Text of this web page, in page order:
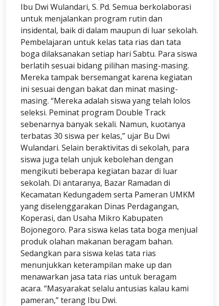
Ibu Dwi Wulandari, S. Pd. Semua berkolaborasi
untuk menjalankan program rutin dan
insidental, baik di dalam maupun di luar sekolah.
Pembelajaran untuk kelas tata rias dan tata
boga dilaksanakan setiap hari Sabtu. Para siswa
berlatih sesuai bidang pilihan masing-masing.
Mereka tampak bersemangat karena kegiatan
ini sesuai dengan bakat dan minat masing-
masing. “Mereka adalah siswa yang telah lolos
seleksi. Peminat program Double Track
sebenarnya banyak sekali. Namun, kuotanya
terbatas 30 siswa per kelas,” ujar Bu Dwi
Wulandari. Selain beraktivitas di sekolah, para
siswa juga telah unjuk kebolehan dengan
mengikuti beberapa kegiatan bazar di luar
sekolah. Di antaranya, Bazar Ramadan di
Kecamatan Kedungadem serta Pameran UMKM
yang diselenggarakan Dinas Perdagangan,
Koperasi, dan Usaha Mikro Kabupaten
Bojonegoro. Para siswa kelas tata boga menjual
produk olahan makanan beragam bahan.
Sedangkan para siswa kelas tata rias
menunjukkan keterampilan make up dan
menawarkan jasa tata rias untuk beragam
acara. “Masyarakat selalu antusias kalau kami
pameran,” terang Ibu Dwi.